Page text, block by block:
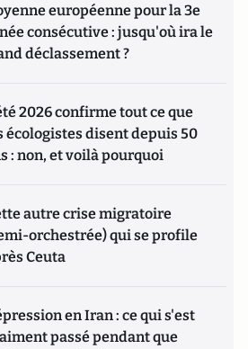
européenne pour la 3e
consécutive : jusqu'où ira le
déclassement ?
2026 confirme tout ce que
écologistes disent depuis 50
: non, et voilà pourquoi
autre crise migratoire
orchestrée) qui se profile
Ceuta
en Iran : ce qui s'est
passé pendant que